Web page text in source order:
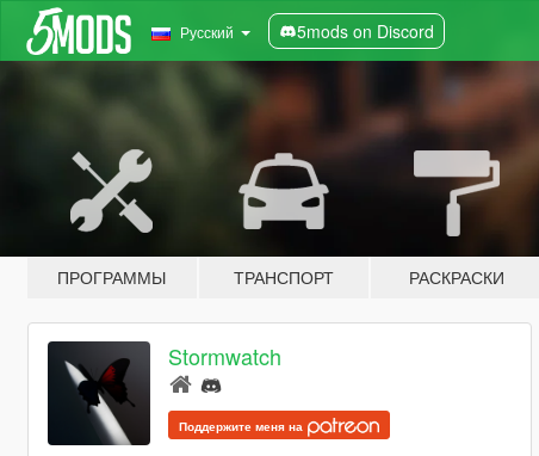
Русский 5mods on Discord
ПРОГРАММЫ ТРАНСПОРТ РАСКРАСКИ
Stormwatch
Поддержите меня на